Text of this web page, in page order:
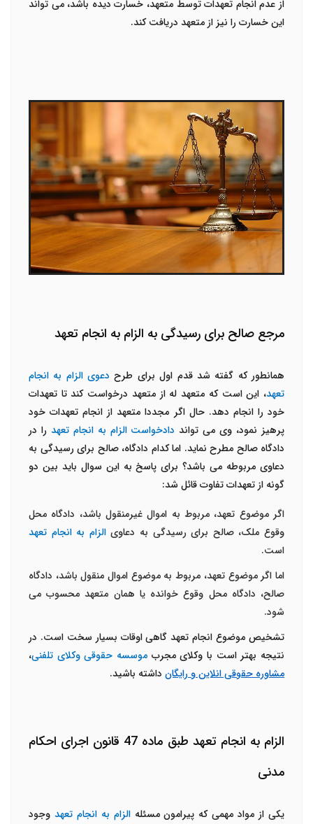
از عدم انجام تعهدات توسط متعهد، خسارت دیده باشد، می تواند
این خسارت را نیز از متعهد دریافت کند.
مرجع صالح برای رسیدگی به الزام به انجام تعهد
همانطور که گفته شد قدم اول برای طرح دعوی الزام به انجام
تعهد، این است که متعهد له از متعهد درخواست کند تا تعهدات
خود را انجام دهد. حال اگر مجددا متعهد از انجام تعهدات خود
پرهیز نمود، وی می تواند دادخواست الزام به انجام تعهد را در
دادگاه صالح مطرح نماید. اما کدام دادگاه، صالح برای رسیدگی به
دعاوی مربوطه می باشد؟ برای پاسخ به این سوال باید بین دو
گونه از تعهدات تفاوت قائل شد:
اگر موضوع تعهد، مربوط به اموال غیرمنقول باشد، دادگاه محل
وقوع ملک، صالح برای رسیدگی به دعاویالزام به انجام تعهد
است.
اما اگر موضوع تعهد، مربوط به موضوع اموال منقول باشد، دادگاه
صالح، دادگاه محل وقوع خوانده یا همان متعهد محسوب می
شود.
تشخیص موضوع انجام تعهد گاهی اوقات بسیار سخت است. در
نتیجه بهتر است با وکلای مجرب موسسه حقوقی وکلای تلفنی،
مشاوره حقوقی انلاین و رایگان داشته باشید.
الزام به انجام تعهد طبق ماده 47 قانون اجرای احکام
مدنی
یکی از مواد مهمی که پیرامون مسئلهالزام به انجام تعهد وجود